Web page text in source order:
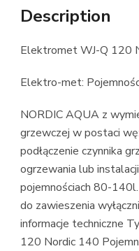
Description
Elektromet WJ-Q 120
Elektro-met:
NORDIC AQUA z
grzewczej w postaci
podłączenie czynnika
ogrzewania lub
pojemnościach 80-
do zawieszenia
informacje techniczne
120 Nordic 140